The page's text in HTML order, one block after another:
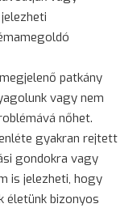
patkány
vagy nem
nőhet.
gyakran rejtett
gondokra vagy
is jelezheti, hogy
életünk bizonyos